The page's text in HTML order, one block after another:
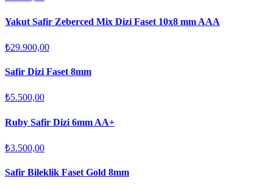
Yakut Safir Zeberced Mix Dizi Faset 10x8 mm AAA
₺29.900,00
Safir Dizi Faset 8mm
₺5.500,00
Ruby Safir Dizi 6mm AA+
₺3.500,00
Safir Bileklik Faset Gold 8mm